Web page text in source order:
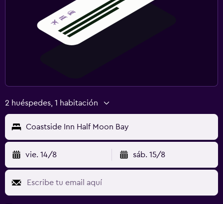
2 huéspedes, 1 habitación
Coastside Inn Half Moon Bay
vie. 14/8 sáb. 15/8